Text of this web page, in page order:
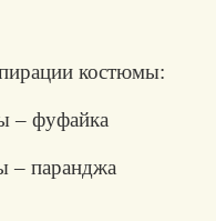
костюмы:
– фуфайка
– паранджа